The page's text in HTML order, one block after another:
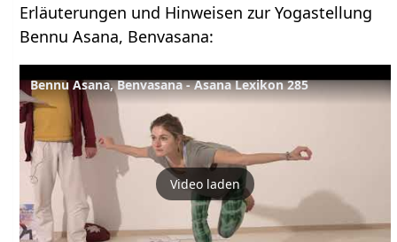
Erläuterungen und Hinweisen zur Yogastellung
Bennu Asana, Benvasana:
Bennu Asana, Benvasana - Asana Lexikon 285
Video laden